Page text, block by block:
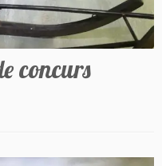
concurs